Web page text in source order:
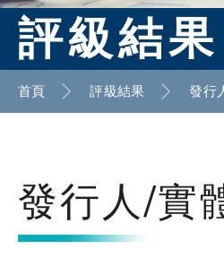
評級結果
首頁 評級結果 發行
發行人/實